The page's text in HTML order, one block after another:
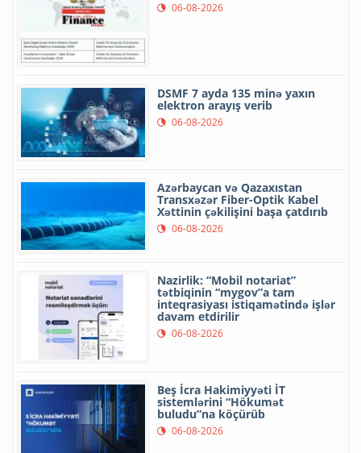
06-08-2026
DSMF 7 ayda 135 minə yaxın
elektron arayış verib
06-08-2026
Azərbaycan və Qazaxıstan
Transxəzər Fiber-Optik Kabel
Xəttinin çəkilişini başa çatdırıb
06-08-2026
Nazirlik: “Mobil notariat”
tətbiqinin “mygov”a tam
inteqrasiyası istiqamətində işlər
davam etdirilir
06-08-2026
Beş İcra Hakimiyyəti İT
sistemlərini “Hökumət
buludu”na köçürüb
06-08-2026